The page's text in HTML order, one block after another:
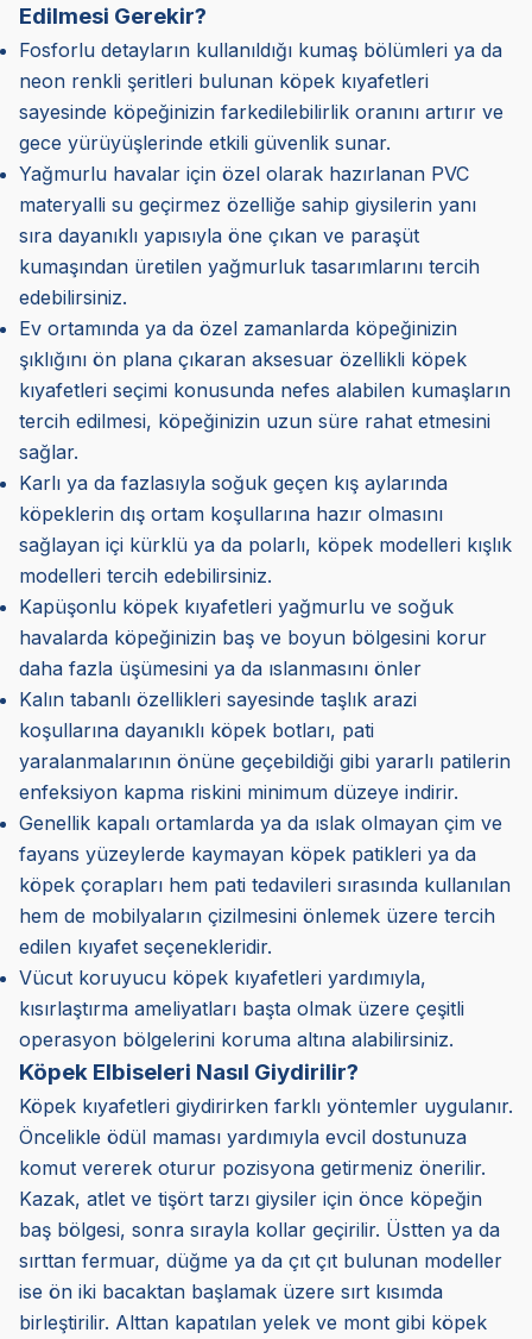
Edilmesi Gerekir?
Fosforlu detayların kullanıldığı kumaş bölümleri ya da
neon renkli şeritleri bulunan köpek kıyafetleri
sayesinde köpeğinizin farkedilebilirlik oranını artırır ve
gece yürüyüşlerinde etkili güvenlik sunar.
Yağmurlu havalar için özel olarak hazırlanan PVC
materyalli su geçirmez özelliğe sahip giysilerin yanı
sıra dayanıklı yapısıyla öne çıkan ve paraşüt
kumaşından üretilen yağmurluk tasarımlarını tercih
edebilirsiniz.
Ev ortamında ya da özel zamanlarda köpeğinizin
şıklığını ön plana çıkaran aksesuar özellikli köpek
kıyafetleri seçimi konusunda nefes alabilen kumaşların
tercih edilmesi, köpeğinizin uzun süre rahat etmesini
sağlar.
Karlı ya da fazlasıyla soğuk geçen kış aylarında
köpeklerin dış ortam koşullarına hazır olmasını
sağlayan içi kürklü ya da polarlı, köpek modelleri kışlık
modelleri tercih edebilirsiniz.
Kapüşonlu köpek kıyafetleri yağmurlu ve soğuk
havalarda köpeğinizin baş ve boyun bölgesini korur
daha fazla üşümesini ya da ıslanmasını önler
Kalın tabanlı özellikleri sayesinde taşlık arazi
koşullarına dayanıklı köpek botları, pati
yaralanmalarının önüne geçebildiği gibi yararlı patilerin
enfeksiyon kapma riskini minimum düzeye indirir.
Genellik kapalı ortamlarda ya da ıslak olmayan çim ve
fayans yüzeylerde kaymayan köpek patikleri ya da
köpek çorapları hem pati tedavileri sırasında kullanılan
hem de mobilyaların çizilmesini önlemek üzere tercih
edilen kıyafet seçenekleridir.
Vücut koruyucu köpek kıyafetleri yardımıyla,
kısırlaştırma ameliyatları başta olmak üzere çeşitli
operasyon bölgelerini koruma altına alabilirsiniz.
Köpek Elbiseleri Nasıl Giydirilir?
Köpek kıyafetleri giydirirken farklı yöntemler uygulanır.
Öncelikle ödül maması yardımıyla evcil dostunuza
komut vererek oturur pozisyona getirmeniz önerilir.
Kazak, atlet ve tişört tarzı giysiler için önce köpeğin
baş bölgesi, sonra sırayla kollar geçirilir. Üstten ya da
sırttan fermuar, düğme ya da çıt çıt bulunan modeller
ise ön iki bacaktan başlamak üzere sırt kısımda
birleştirilir. Alttan kapatılan yelek ve mont gibi köpek